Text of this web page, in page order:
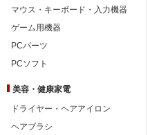
マウス・キーボード・入力機器
ゲーム用機器
PCパーツ
PCソフト
美容・健康家電
ドライヤー・ヘアアイロン
ヘアブラシ